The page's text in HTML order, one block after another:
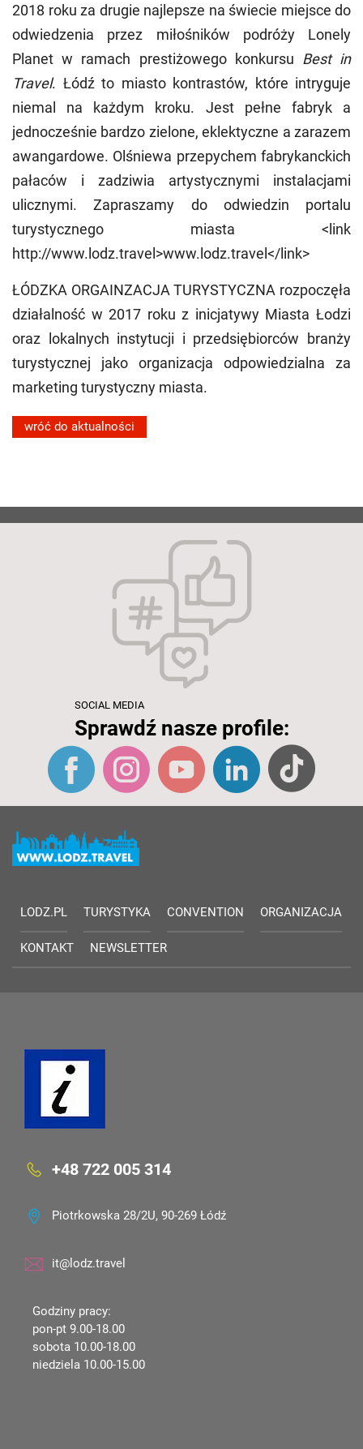
2018 roku za drugie najlepsze na świecie miejsce do
odwiedzenia przez miłośników podróży Lonely
Planet w ramach prestiżowego konkursu Best in
Travel. Łódź to miasto kontrastów, które intryguje
niemal na każdym kroku. Jest pełne fabryk a
jednocześnie bardzo zielone, eklektyczne a zarazem
awangardowe. Olśniewa przepychem fabrykanckich
pałaców i zadziwia artystycznymi instalacjami
ulicznymi. Zapraszamy do odwiedzin portalu
turystycznego miasta <link
http://www.lodz.travel>www.lodz.travel</link>
ŁÓDZKA ORGAINZACJA TURYSTYCZNA rozpoczęła
działalność w 2017 roku z inicjatywy Miasta Łodzi
oraz lokalnych instytucji i przedsiębiorców branży
turystycznej jako organizacja odpowiedzialna za
marketing turystyczny miasta.
wróć do aktualności
SOCIAL MEDIA
Sprawdź nasze profile:
LODZ.PL TURYSTYKA CONVENTION ORGANIZACJA
KONTAKT NEWSLETTER
+48 722 005 314
Piotrkowska 28/2U, 90-269 Łódź
it@lodz.travel
Godziny pracy:
pon-pt 9.00-18.00
sobota 10.00-18.00
niedziela 10.00-15.00